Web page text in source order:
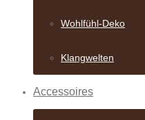
Wohlfühl-Deko
Klangwelten
Accessoires